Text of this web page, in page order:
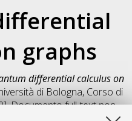
graphs
differential calculus on
di Bologna, Corso di
, Documento full-text non